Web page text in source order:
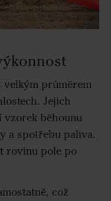
velkým průměrem
Jejich
běhounu
a spotřebu paliva.
rovinu pole po
což